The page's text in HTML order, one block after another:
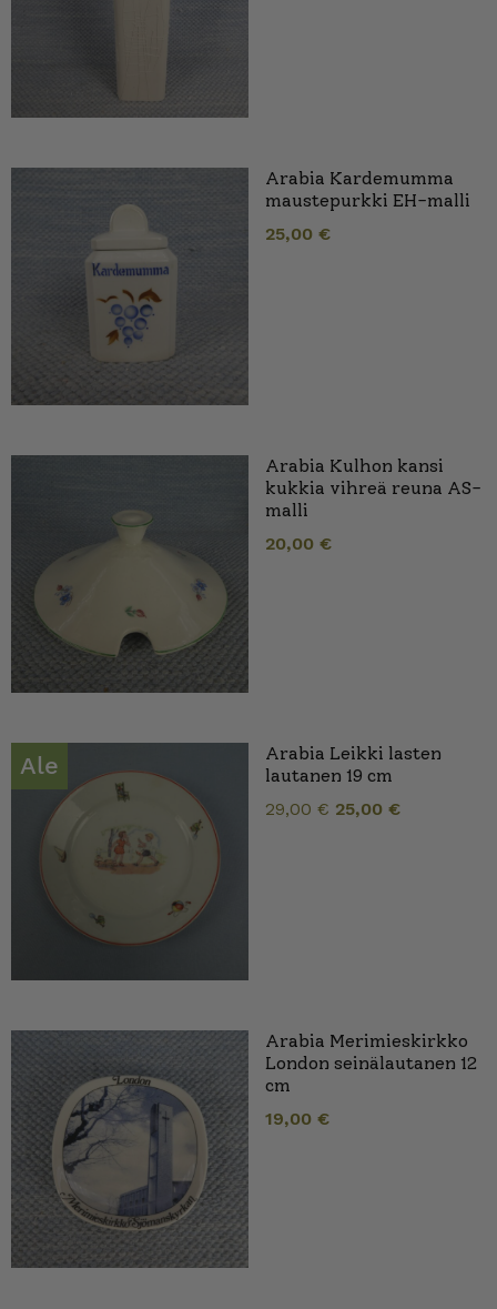
Arabia Kardemumma
maustepurkki EH-malli
25,00 €
Arabia Kulhon kansi
kukkia vihreä reuna AS-
malli
20,00 €
Ale
Arabia Leikki lasten
lautanen 19 cm
29,00 € 25,00 €Nykyinen
Arabia Merimieskirkko
London seinälautanen 12
cm
19,00 €